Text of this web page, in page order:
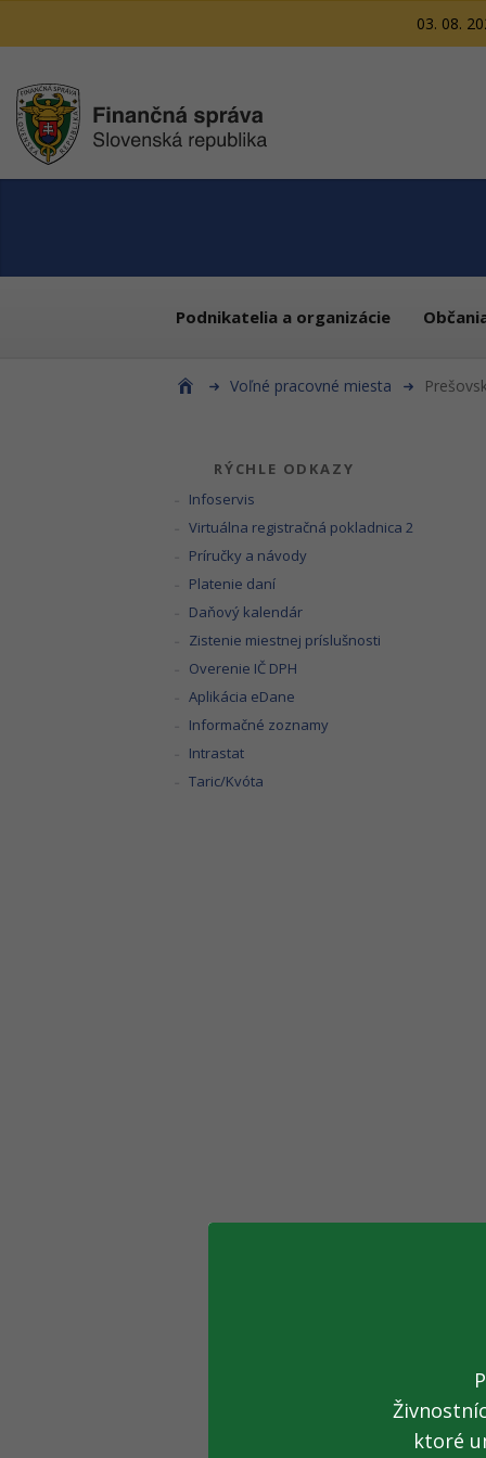
03. 08.
Podnikatelia a organizácie
Voľné pracovné miesta
RÝCHLE ODKAZY
Infoservis
Virtuálna registračná pokladnica 2
Príručky a návody
Platenie daní
Daňový kalendár
Zistenie miestnej príslušnosti
Overenie IČ DPH
Aplikácia eDane
Informačné zoznamy
Intrastat
Taric/Kvóta
ktoré